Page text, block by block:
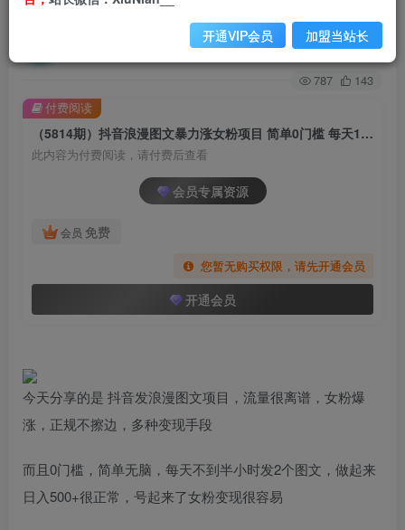
关注 私信
787 143
（5814期）抖音浪漫图文暴力涨女粉项目 简单0门槛 每天10分钟发图文 日入600+长期多号
此内容为付费阅读，请付费后查看
会员专属资源
会员 免费
您暂无购买权限，请先开通会员
开通会员
付费阅读
今天分享的是 抖音发浪漫图文项目，流量很离谱，女粉爆
涨，正规不擦边，多种变现手段
而且0门槛，简单无脑，每天不到半小时发2个图文，做起来
日入500+很正常，号起来了女粉变现很容易
开通VIP会员 加盟当站长